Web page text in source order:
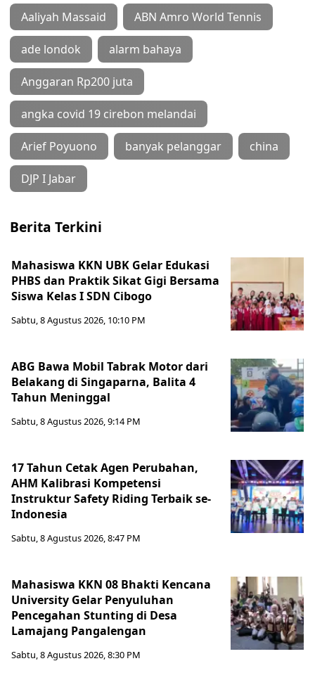
Aaliyah Massaid ABN Amro World Tennis
ade londok alarm bahaya
Anggaran Rp200 juta
angka covid 19 cirebon melandai
Arief Poyuono banyak pelanggar china
DJP I Jabar
Berita Terkini
Mahasiswa KKN UBK Gelar Edukasi
PHBS dan Praktik Sikat Gigi Bersama
Siswa Kelas I SDN Cibogo
Sabtu, 8 Agustus 2026, 10:10 PM
ABG Bawa Mobil Tabrak Motor dari
Belakang di Singaparna, Balita 4
Tahun Meninggal
Sabtu, 8 Agustus 2026, 9:14 PM
17 Tahun Cetak Agen Perubahan,
AHM Kalibrasi Kompetensi
Instruktur Safety Riding Terbaik se-
Indonesia
Sabtu, 8 Agustus 2026, 8:47 PM
Mahasiswa KKN 08 Bhakti Kencana
University Gelar Penyuluhan
Pencegahan Stunting di Desa
Lamajang Pangalengan
Sabtu, 8 Agustus 2026, 8:30 PM